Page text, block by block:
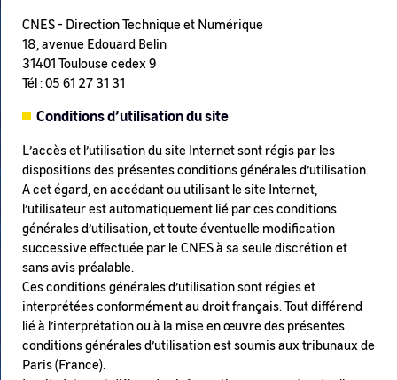
CNES - Direction Technique et Numérique
18, avenue Edouard Belin
31401 Toulouse cedex 9
Tél : 05 61 27 31 31
Conditions d’utilisation du site
L’accès et l’utilisation du site Internet sont régis par les
dispositions des présentes conditions générales d’utilisation.
A cet égard, en accédant ou utilisant le site Internet,
l’utilisateur est automatiquement lié par ces conditions
générales d’utilisation, et toute éventuelle modification
successive effectuée par le CNES à sa seule discrétion et
sans avis préalable.
Ces conditions générales d’utilisation sont régies et
interprétées conformément au droit français. Tout différend
lié à l’interprétation ou à la mise en œuvre des présentes
conditions générales d’utilisation est soumis aux tribunaux de
Paris (France).